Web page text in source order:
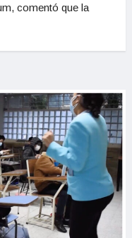
comentó que la